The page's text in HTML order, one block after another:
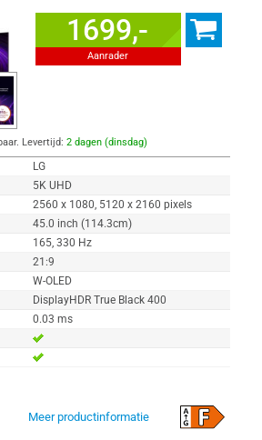
1699,-
Aanrader
Levertijd: 2 dagen (dinsdag)
LG
5K UHD
2560 x 1080, 5120 x 2160 pixels
45.0 inch (114.3cm)
165, 330 Hz
21:9
W-OLED
DisplayHDR True Black 400
0.03 ms
Meer productinformatie